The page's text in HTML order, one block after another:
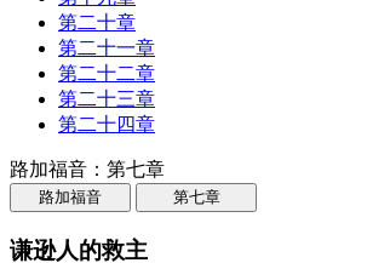
第二十章
第二十一章
第二十二章
第二十三章
第二十四章
路加福音：第七章
路加福音 第七章
谦逊人的救主